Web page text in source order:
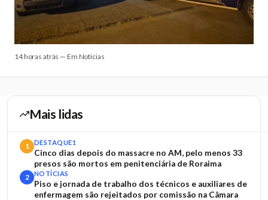
14 horas atrás — Em Notícias
Mais lidas
1 DESTAQUE1
Cinco dias depois do massacre no AM, pelo menos 33
presos são mortos em penitenciária de Roraima
2 NOTÍCIAS
Piso e jornada de trabalho dos técnicos e auxiliares de
enfermagem são rejeitados por comissão na Câmara